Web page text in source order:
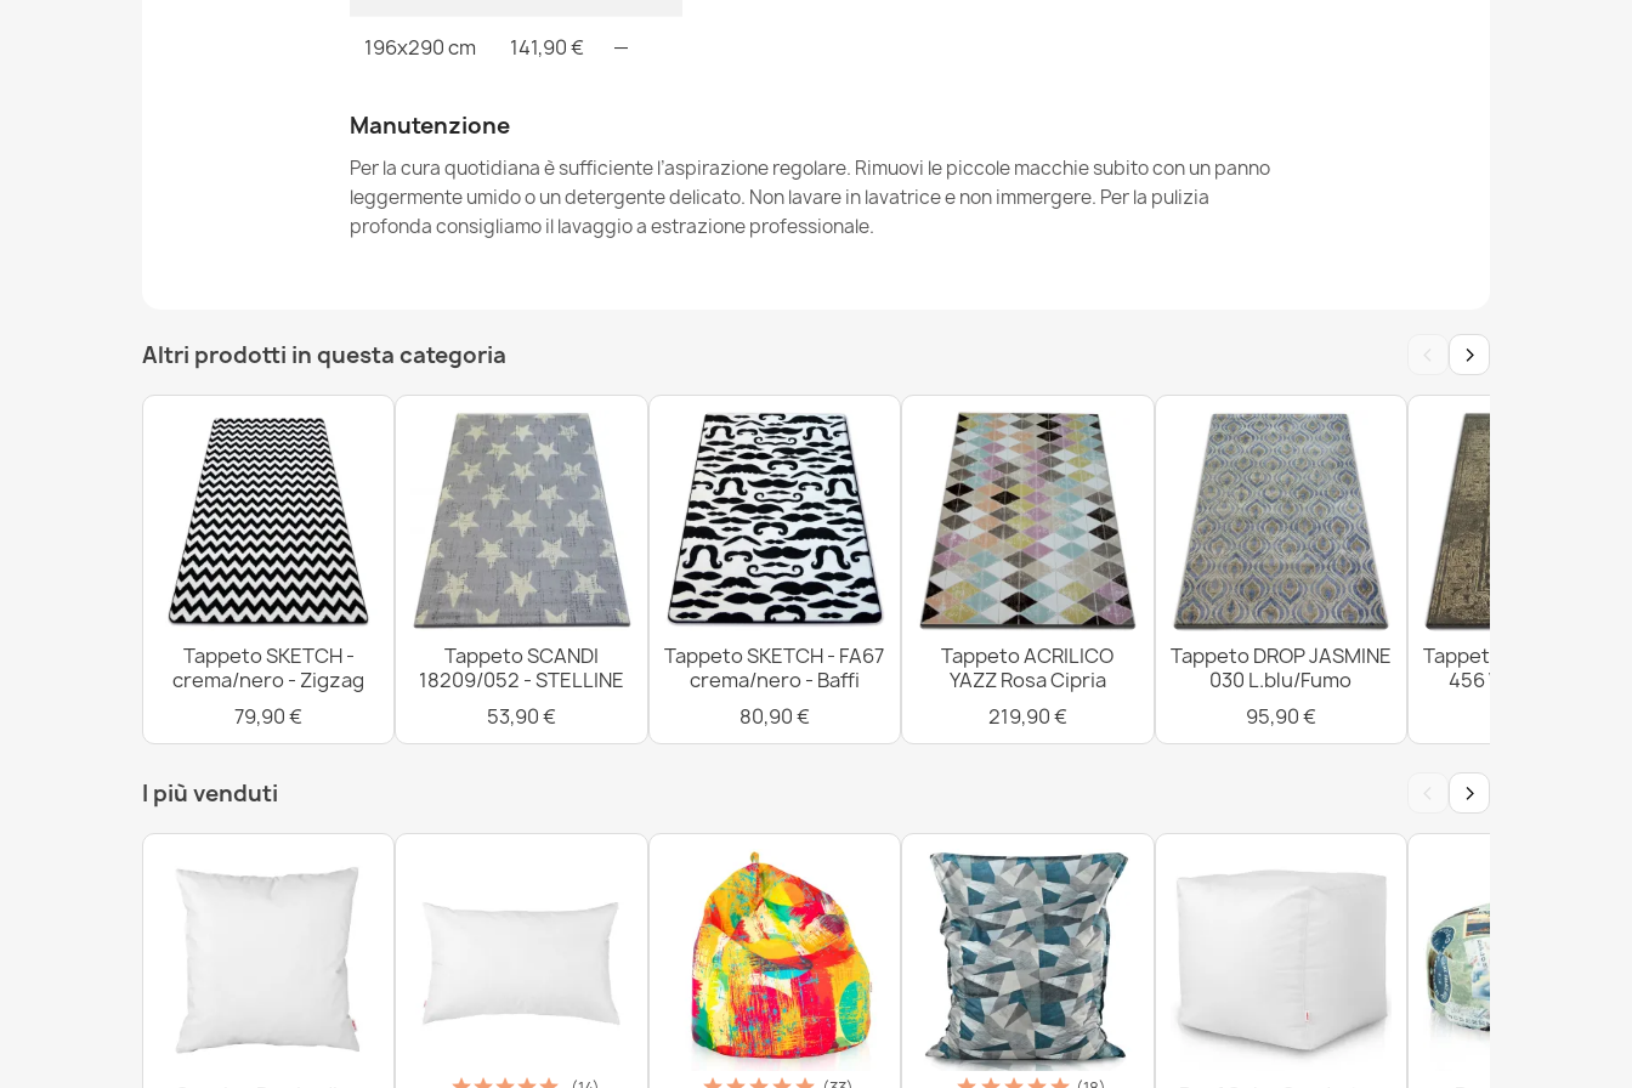
Tappeto strutturale BOTANIC 65245 Monstera se ne va sul
balcone, terrazzo - grigio
28,90 €
196x290 cm 141,90 € —
Manutenzione
Per la cura quotidiana è sufficiente l’aspirazione regolare. Rimuovi le piccole macchie subito con un panno
leggermente umido o un detergente delicato. Non lavare in lavatrice e non immergere. Per la pulizia
profonda consigliamo il lavaggio a estrazione professionale.
Altri prodotti in questa categoria ‹ ›
Tappeto SKETCH -
crema/nero - Zigzag
79,90 €
Tappeto SCANDI
18209/052 - STELLINE
53,90 €
Tappeto SKETCH - FA67
crema/nero - Baffi
80,90 €
Tappeto ACRILICO
YAZZ Rosa Cipria
219,90 €
Tappeto DROP JASMINE
030 L.blu/Fumo
95,90 €
Tappeto DROP
456 Vizon/D.beige
I più venduti ‹ ›